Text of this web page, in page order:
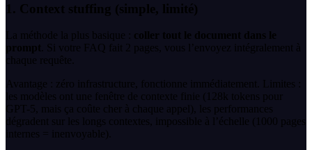
1. Context stuffing (simple, limité)
La méthode la plus basique : coller tout le document dans le
prompt . Si votre FAQ fait 2 pages, vous l’envoyez intégralement à
chaque requête.
Avantage : zéro infrastructure, fonctionne immédiatement. Limites :
les modèles ont une fenêtre de contexte finie (128k tokens pour
GPT-5, mais ça coûte cher à chaque appel), les performances
dégradent sur les longs contextes, impossible à l’échelle (1000 pages
internes = inenvoyable).